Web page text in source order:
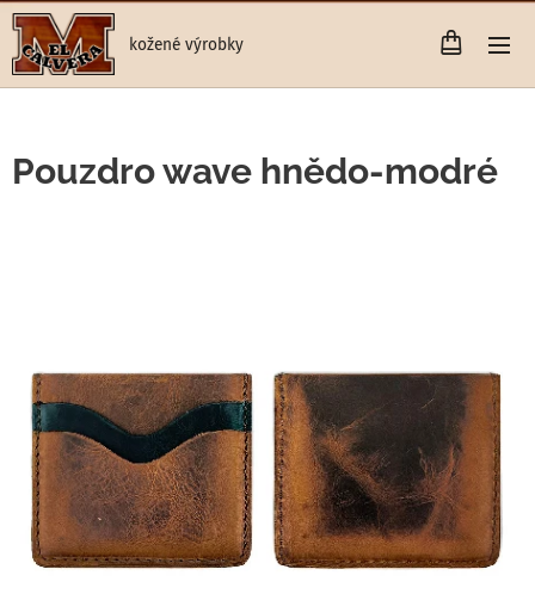
kožené výrobky
Pouzdro wave hnědo-modré